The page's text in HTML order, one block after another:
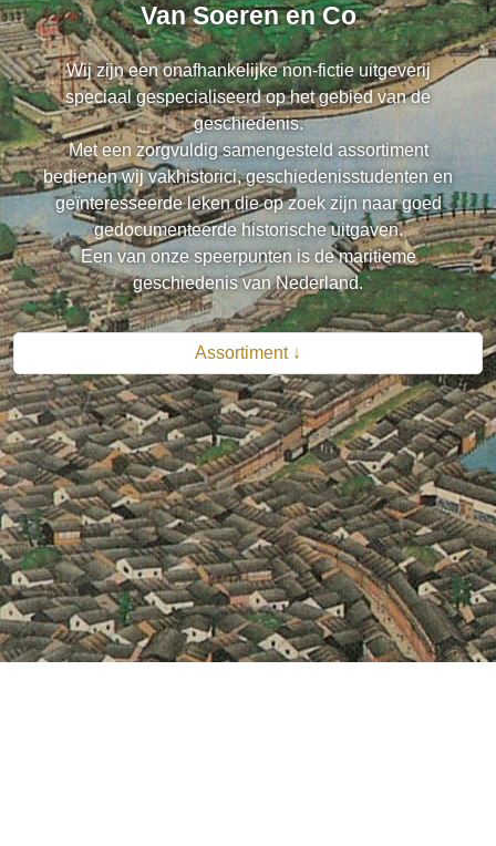
Van Soeren en Co
Wij zijn een onafhankelijke non-fictie uitgeverij
speciaal gespecialiseerd op het gebied van de
geschiedenis.
Met een zorgvuldig samengesteld assortiment
bedienen wij vakhistorici, geschiedenisstudenten en
geïnteresseerde leken die op zoek zijn naar goed
gedocumenteerde historische uitgaven.
Een van onze speerpunten is de maritieme
geschiedenis van Nederland.
Assortiment ↓